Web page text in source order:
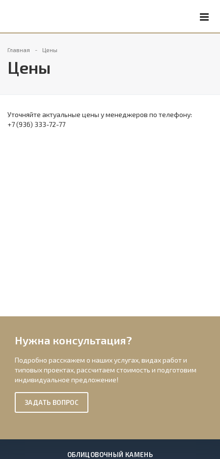
Главная Цены
Цены
Уточняйте актуальные цены у менеджеров по телефону:
+7 (936) 333-72-77
Нужна консультация?
Подробно расскажем о наших услугах, видах работ и
типовых проектах, рассчитаем стоимость и подготовим
индивидуальное предложение!
ЗАДАТЬ ВОПРОС
ОБЛИЦОВОЧНЫЙ КАМЕНЬ